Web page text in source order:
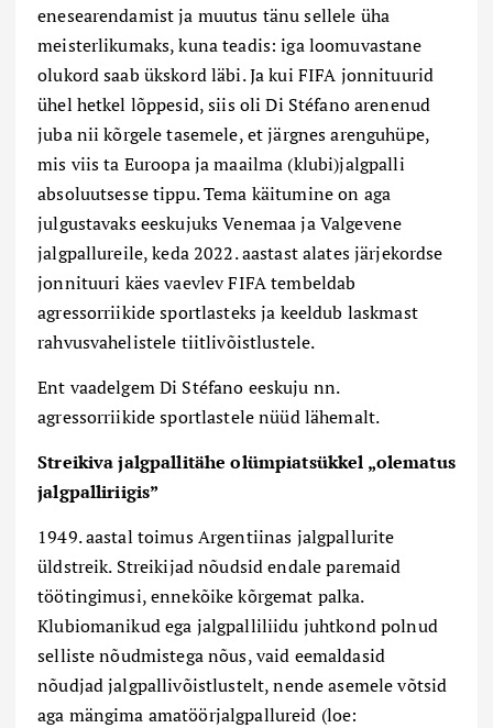
enesearendamist ja muutus tänu sellele üha
meisterlikumaks, kuna teadis: iga loomuvastane
olukord saab ükskord läbi. Ja kui FIFA jonnituurid
ühel hetkel lõppesid, siis oli Di Stéfano arenenud
juba nii kõrgele tasemele, et järgnes arenguhüpe,
mis viis ta Euroopa ja maailma (klubi)jalgpalli
absoluutsesse tippu. Tema käitumine on aga
julgustavaks eeskujuks Venemaa ja Valgevene
jalgpallureile, keda 2022. aastast alates järjekordse
jonnituuri käes vaevlev FIFA tembeldab
agressorriikide sportlasteks ja keeldub laskmast
rahvusvahelistele tiitlivõistlustele.
Ent vaadelgem Di Stéfano eeskuju nn.
agressorriikide sportlastele nüüd lähemalt.
Streikiva jalgpallitähe olümpiatsükkel „olematus
jalgpalliriigis”
1949. aastal toimus Argentiinas jalgpallurite
üldstreik. Streikijad nõudsid endale paremaid
töötingimusi, ennekõike kõrgemat palka.
Klubiomanikud ega jalgpalliliidu juhtkond polnud
selliste nõudmistega nõus, vaid eemaldasid
nõudjad jalgpallivõistlustelt, nende asemele võtsid
aga mängima amatöörjalgpallureid (loe: